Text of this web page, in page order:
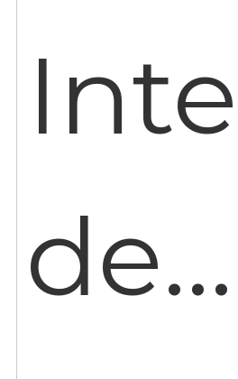
de…